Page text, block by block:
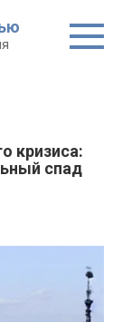
кризиса:
спад